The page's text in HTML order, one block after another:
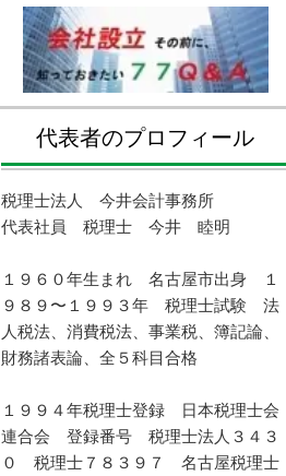
代表者のプロフィール
税理士法人 今井会計事務所
代表社員 税理士 今井 睦明
１９６０年生まれ 名古屋市出身 １
９８９〜１９９３年 税理士試験 法
人税法、消費税法、事業税、簿記論、
財務諸表論、全５科目合格
１９９４年税理士登録 日本税理士会
連合会 登録番号 税理士法人３４３
０ 税理士７８３９７ 名古屋税理士